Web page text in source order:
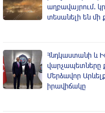
աղբավայրում.
տեսանելի են մի
Հնդկաստանի և
վարչապետները
Մերձավոր
իրավիճակը